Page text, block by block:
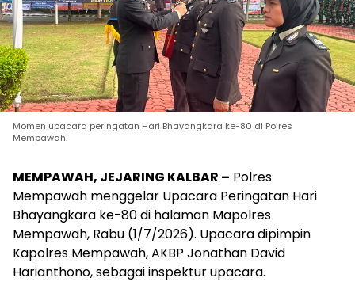
Momen upacara peringatan Hari Bhayangkara ke-80 di Polres
Mempawah.
MEMPAWAH, JEJARING KALBAR – Polres
Mempawah menggelar Upacara Peringatan Hari
Bhayangkara ke-80 di halaman Mapolres
Mempawah, Rabu (1/7/2026). Upacara dipimpin
Kapolres Mempawah, AKBP Jonathan David
Harianthono, sebagai inspektur upacara.